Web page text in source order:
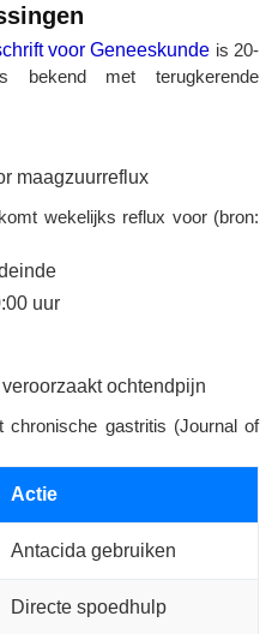
voor Geneeskunde is 20-
bekend met terugkerende
wekelijks reflux voor (bron:
uur
chronische gastritis (Journal of
Actie
Antacida gebruiken
Directe spoedhulp